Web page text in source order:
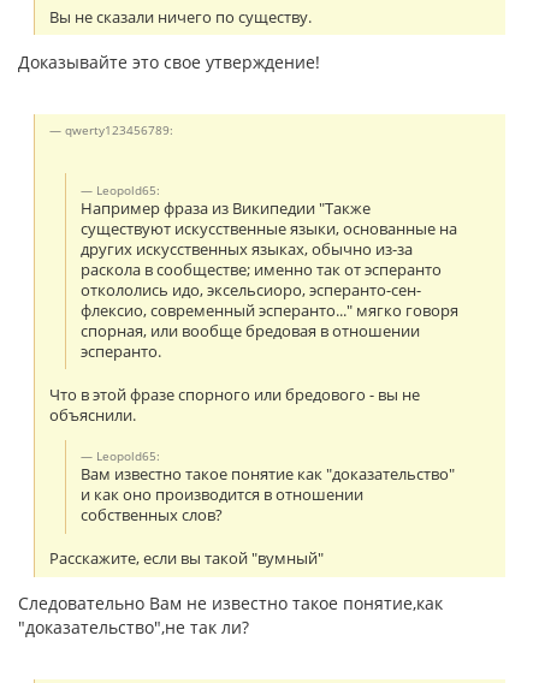
Вы не сказали ничего по существу.
Доказывайте это свое утверждение!
qwerty123456789:
Leopold65:
Например фраза из Википедии "Также
существуют искусственные языки, основанные на
других искусственных языках, обычно из-за
раскола в сообществе; именно так от эсперанто
откололись идо, эксельсиоро, эсперанто-сен-
флексио, современный эсперанто..." мягко говоря
спорная, или вообще бредовая в отношении
эсперанто.
Что в этой фразе спорного или бредового - вы не
объяснили.
Leopold65:
Вам известно такое понятие как "доказательство"
и как оно производится в отношении
собственных слов?
Расскажите, если вы такой "вумный"
Следовательно Вам не известно такое понятие,как
"доказательство",не так ли?